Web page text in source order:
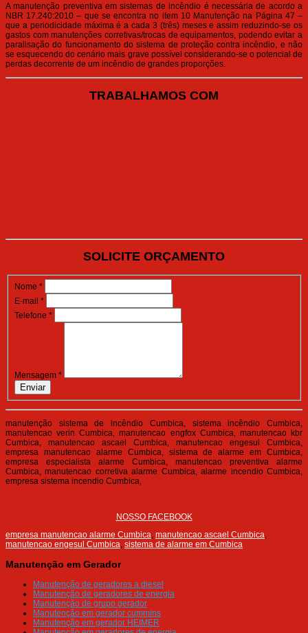
A manutenção preventiva em sistemas de incêndio é necessária de acordo a
NBR 17.240:2010 – que se encontra no item 10 Manutenção na Página 47 –
que a periodicidade máxima é a cada 3 (três) meses e assim reduzindo-se os
gastos com manutenções corretivas/trocas de equipamentos, podendo evitar a
paralisação do funcionamento do sistema de proteção contra incêndio, e não
se esquecendo do cenário mais grave possível considerando-se o potencial de
perdas decorrente de um incêndio de grandes proporções.
TRABALHAMOS COM
SOLICITE ORÇAMENTO
Nome *
E-mail *
Telefone *
Mensagem *
Enviar
manutenção sistema de incêndio Cumbica, sistema incêndio Cumbica,
manutencao verin Cumbica, manutencao engfox Cumbica, manutencao kbr
Cumbica, manutencao ascael Cumbica, manutencao engesul Cumbica,
empresa manutencao alarme Cumbica, sistema de alarme em Cumbica,
empresa especialista alarme Cumbica, manutencao preventiva alarme
Cumbica, manutencao corretiva alarme Cumbica, alarme incendio Cumbica,
empresa sistema incendio Cumbica,
NOSSO FACEBOOK
empresa manutencao alarme Cumbica, manutencao ascael Cumbica,
manutencao engesul Cumbica, sistema de alarme em Cumbica
Manutenção em Gerador
Manutenção de geradores a diesel
Manutenção de geradores de energia
Manutenção de grupo gerador
Manutenção em gerador cummins
Manutenção em gerador HEIMER